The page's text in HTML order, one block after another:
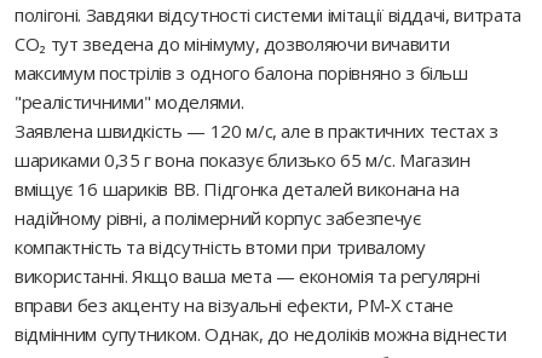
полігоні. Завдяки відсутності системи імітації віддачі, витрата
CO₂ тут зведена до мінімуму, дозволяючи вичавити
максимум пострілів з одного балона порівняно з більш
"реалістичними" моделями.
Заявлена швидкість — 120 м/с, але в практичних тестах з
шариками 0,35 г вона показує близько 65 м/с. Магазин
вміщує 16 шариків BB. Підгонка деталей виконана на
надійному рівні, а полімерний корпус забезпечує
компактність та відсутність втоми при тривалому
використанні. Якщо ваша мета — економія та регулярні
вправи без акценту на візуальні ефекти, PM-X стане
відмінним супутником. Однак, до недоліків можна віднести